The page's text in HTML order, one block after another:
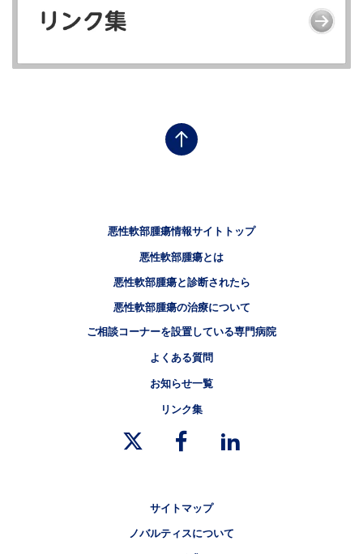
悪性軟部腫瘍情報サイトトップ
悪性軟部腫瘍とは
悪性軟部腫瘍と診断されたら
悪性軟部腫瘍の治療について
ご相談コーナーを設置している専門病院
よくある質問
お知らせ一覧
リンク集
サイトマップ
ノバルティスについて